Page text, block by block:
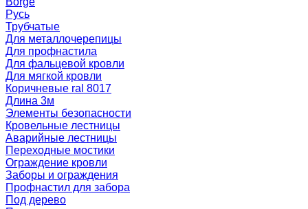
Русь
Трубчатые
Для металлочерепицы
Для профнастила
Для фальцевой кровли
Для мягкой кровли
Коричневые ral 8017
Длина 3м
Элементы безопасности
Кровельные лестницы
Аварийные лестницы
Переходные мостики
Ограждение кровли
Заборы и ограждения
Профнастил для забора
Под дерево